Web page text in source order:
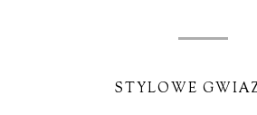
STYLOWE